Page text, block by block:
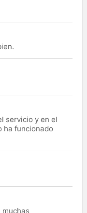
servicio y en el
ha funcionado